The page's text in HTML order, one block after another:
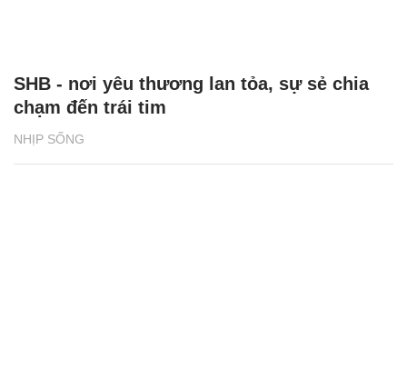
NHỊP SỐNG
SHB - nơi yêu thương lan tỏa, sự sẻ chia
chạm đến trái tim